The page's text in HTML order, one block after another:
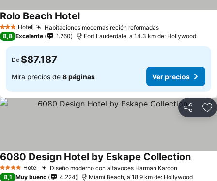
3 Estrellas
Hotel Habitaciones modernas recién reformadas
Rolo Beach Hotel
8,8 Excelente 1.260 Fort Lauderdale, a 14.3 km de: Hollywood
De $87.187
Mira precios de 8 páginas Ver precios
Compartir
4 EstrellasHotel Diseño moderno con altavoces Harman Kardon
6080 Design Hotel by Eskape Collection
8,1 Muy bueno 4.224 Miami Beach, a 18.9 km de: Hollywood